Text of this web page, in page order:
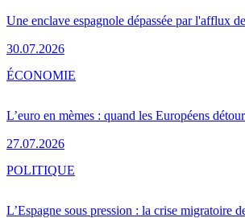
Une enclave espagnole dépassée par l'afflux
30.07.2026
L’euro en mèmes : quand les Européens
27.07.2026
ÉCONOMIE
L’Espagne sous pression : la crise migratoire
POLITIQUE